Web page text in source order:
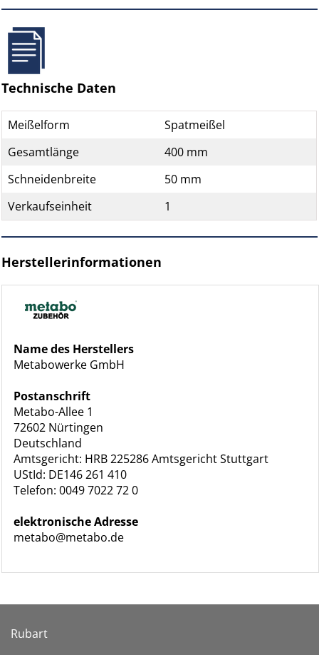
Technische Daten
Meißelform
Spatmeißel
Gesamtlänge
400 mm
Schneidenbreite
50 mm
Verkaufseinheit
1
Herstellerinformationen
Name des Herstellers
Metabowerke GmbH
Postanschrift
Metabo-Allee 1
72602 Nürtingen
Deutschland
Amtsgericht: HRB 225286 Amtsgericht Stuttgart
UStId: DE146 261 410
Telefon: 0049 7022 72 0
elektronische Adresse
metabo@metabo.de
Rubart